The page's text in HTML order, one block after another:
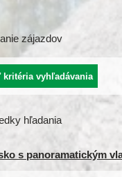
zájazdov
hľadania
s panoramatickým